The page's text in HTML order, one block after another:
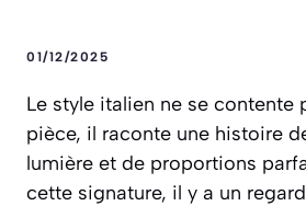
01/12/2025
Le style italien ne se contente
pièce, il raconte une histoire
lumière et de proportions
cette signature, il y a un